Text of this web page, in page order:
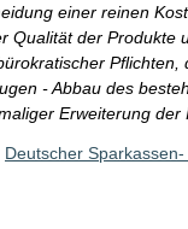
einer reinen
Qualität der Produkte
Pflichten,
- Abbau des
Erweiterung der
Deutscher